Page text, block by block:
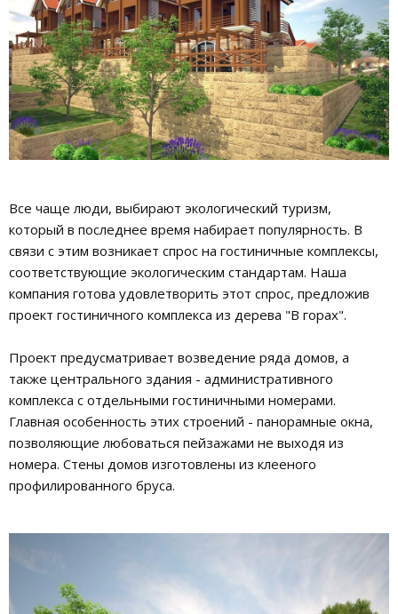
Все чаще люди, выбирают экологический туризм,
который в последнее время набирает популярность. В
связи с этим возникает спрос на гостиничные комплексы,
соответствующие экологическим стандартам. Наша
компания готова удовлетворить этот спрос, предложив
проект гостиничного комплекса из дерева "В горах".
Проект предусматривает возведение ряда домов, а
также центрального здания - административного
комплекса с отдельными гостиничными номерами.
Главная особенность этих строений - панорамные окна,
позволяющие любоваться пейзажами не выходя из
номера. Стены домов изготовлены из клееного
профилированного бруса.